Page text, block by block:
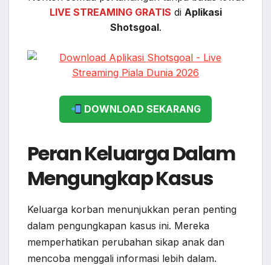
LIVE STREAMING GRATIS di Aplikasi
Shotsgoal.
DOWNLOAD SEKARANG
Peran Keluarga Dalam
Mengungkap Kasus
Keluarga korban menunjukkan peran penting
dalam pengungkapan kasus ini. Mereka
memperhatikan perubahan sikap anak dan
mencoba menggali informasi lebih dalam.